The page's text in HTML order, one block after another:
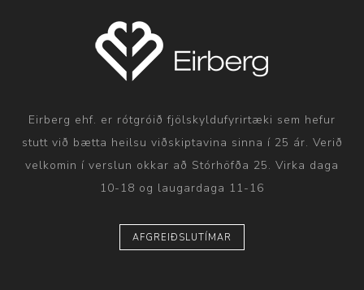
Eirberg ehf. er rótgróið fjölskyldufyrirtæki sem hefur
stutt við bætta heilsu viðskiptavina sinna í 25 ár. Verið
velkomin í verslun okkar að Stórhöfða 25. Virka daga
10-18 og laugardaga 11-16
AFGREIÐSLUTÍMAR